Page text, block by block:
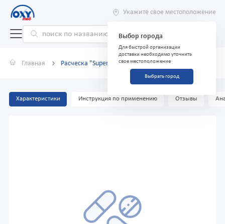
Укажите свое местоположение
Выбор города
Для быстрой организации
доставки необходимо уточнить
свое местоположение
Выбрать город
Главная Расческа "Superbrush" маленькая фуксия
Характеристики Инструкция по применению Отзывы